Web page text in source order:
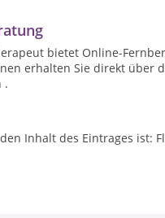
bietet Online-
erhalten Sie direkt über
.
Inhalt des Eintrages ist: